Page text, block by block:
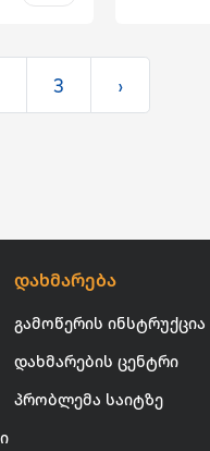
3 ›
დახმარება
გამოწერის ინსტრუქცია
დახმარების ცენტრი
პრობლემა საიტზე